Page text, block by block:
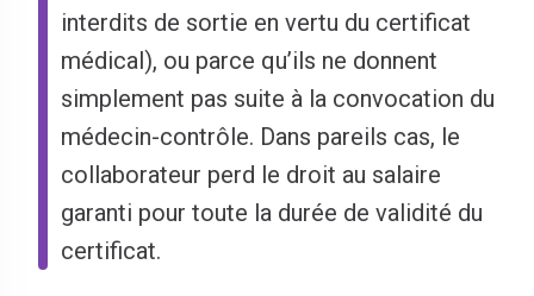
interdits de sortie en vertu du certificat
médical), ou parce qu’ils ne donnent
simplement pas suite à la convocation du
médecin-contrôle. Dans pareils cas, le
collaborateur perd le droit au salaire
garanti pour toute la durée de validité du
certificat.